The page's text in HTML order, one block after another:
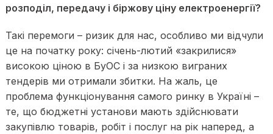
розподіл, передачу і біржову ціну електроенергії?
Такі перемоги – ризик для нас, особливо ми відчули
це на початку року: січень-лютий «закрилися»
високою ціною в БуОС і за низкою виграних
тендерів ми отримали збитки. На жаль, це
проблема функціонування самого ринку в Україні –
те, що бюджетні установи мають здійснювати
закупівлю товарів, робіт і послуг на рік наперед, а